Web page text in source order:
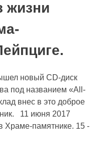
жизни
новый CD-диск
под названием «All-
внес в это доброе
11 июня 2017
Храме-памятнике. 15 -